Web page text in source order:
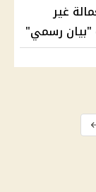
جنيه للعمالة غير
"بيان رسمي"